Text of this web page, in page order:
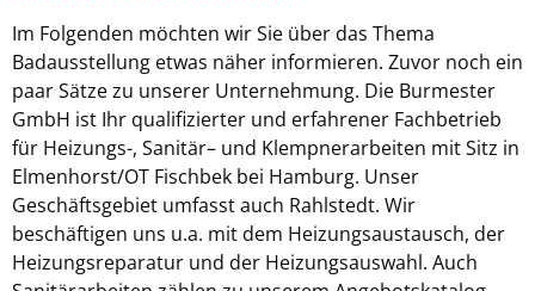
Im Folgenden möchten wir Sie über das Thema
Badausstellung etwas näher informieren. Zuvor noch ein
paar Sätze zu unserer Unternehmung. Die Burmester
GmbH ist Ihr qualifizierter und erfahrener Fachbetrieb
für Heizungs-, Sanitär– und Klempnerarbeiten mit Sitz in
Elmenhorst/OT Fischbek bei Hamburg. Unser
Geschäftsgebiet umfasst auch Rahlstedt. Wir
beschäftigen uns u.a. mit dem Heizungsaustausch, der
Heizungsreparatur und der Heizungsauswahl. Auch